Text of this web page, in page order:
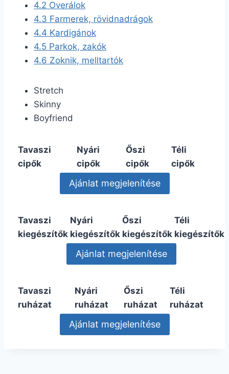
4.2 Overálok
4.3 Farmerek, rövidnadrágok
4.4 Kardigánok
4.5 Parkok, zakók
4.6 Zoknik, melltartók
Stretch
Skinny
Boyfriend
Tavaszi
cipők
Nyári
cipők
Őszi
cipők
Téli
cipők
Tavaszi
kiegészítők
Nyári
kiegészítők
Őszi
kiegészítők
Téli
kiegészítők
Tavaszi
ruházat
Nyári
ruházat
Őszi
ruházat
Téli
ruházat